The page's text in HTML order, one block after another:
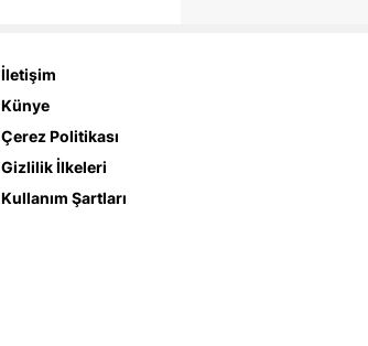
İletişim
Künye
Çerez Politikası
Gizlilik İlkeleri
Kullanım Şartları